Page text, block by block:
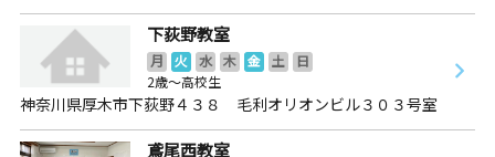
下荻野教室
月 火 水 木 金 土
日
2歳～高校生
神奈川県厚木市下荻野４３８ 毛利オリオンビル３０３号室
鳶尾西教室